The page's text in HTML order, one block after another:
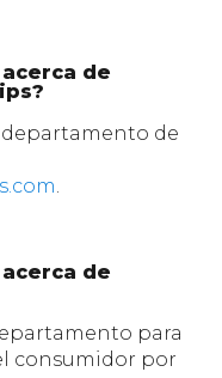
de
de
.
de
para
consumidor por